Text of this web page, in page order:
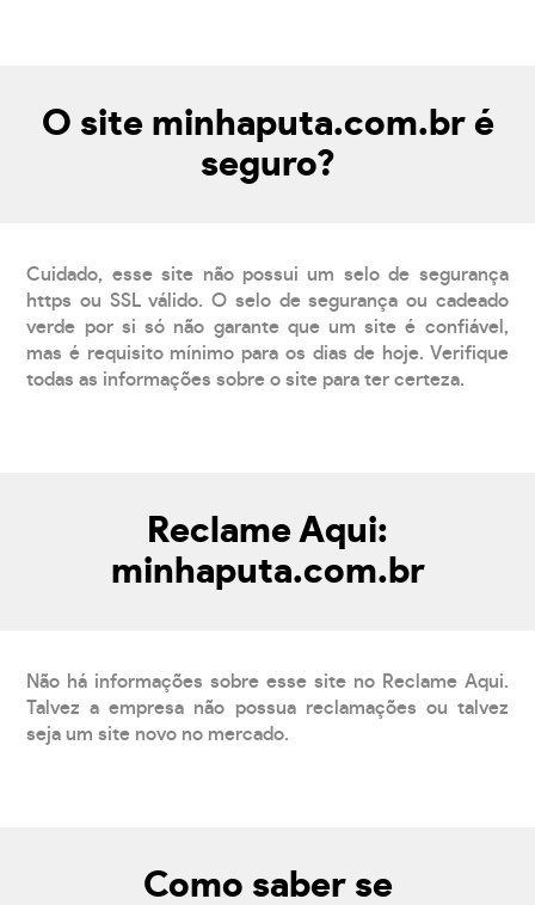
O site minhaputa.com.br é
seguro?
Cuidado, esse site não possui um selo de segurança
https ou SSL válido. O selo de segurança ou cadeado
verde por si só não garante que um site é confiável,
mas é requisito mínimo para os dias de hoje. Verifique
todas as informações sobre o site para ter certeza.
Reclame Aqui:
minhaputa.com.br
Não há informações sobre esse site no Reclame Aqui.
Talvez a empresa não possua reclamações ou talvez
seja um site novo no mercado.
Como saber se